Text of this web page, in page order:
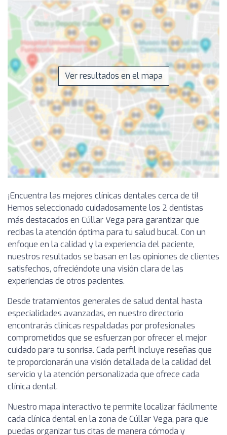
Ver resultados en el mapa
¡Encuentra las mejores clínicas dentales cerca de ti!
Hemos seleccionado cuidadosamente los 2 dentistas
más destacados en Cúllar Vega para garantizar que
recibas la atención óptima para tu salud bucal. Con un
enfoque en la calidad y la experiencia del paciente,
nuestros resultados se basan en las opiniones de clientes
satisfechos, ofreciéndote una visión clara de las
experiencias de otros pacientes.
Desde tratamientos generales de salud dental hasta
especialidades avanzadas, en nuestro directorio
encontrarás clínicas respaldadas por profesionales
comprometidos que se esfuerzan por ofrecer el mejor
cuidado para tu sonrisa. Cada perfil incluye reseñas que
te proporcionarán una visión detallada de la calidad del
servicio y la atención personalizada que ofrece cada
clínica dental.
Nuestro mapa interactivo te permite localizar fácilmente
cada clínica dental en la zona de Cúllar Vega, para que
puedas organizar tus citas de manera cómoda y